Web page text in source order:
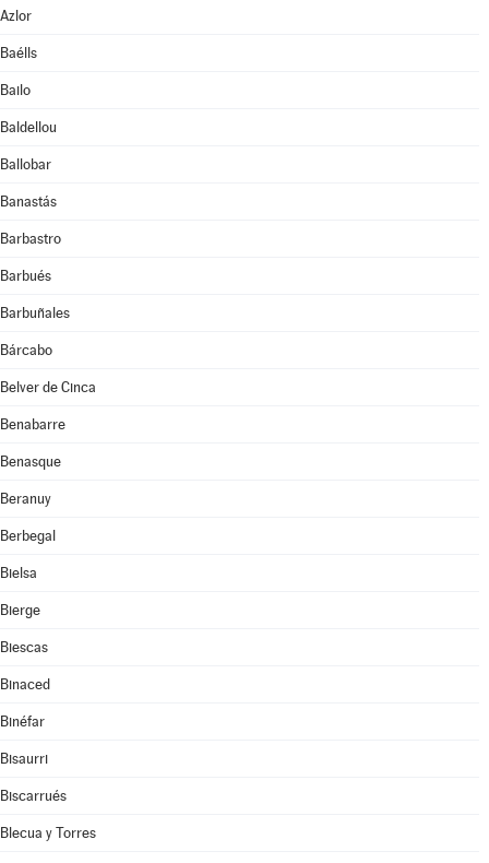
Azlor
Baélls
Bailo
Baldellou
Ballobar
Banastás
Barbastro
Barbués
Barbuñales
Bárcabo
Belver de Cinca
Benabarre
Benasque
Beranuy
Berbegal
Bielsa
Bierge
Biescas
Binaced
Binéfar
Bisaurri
Biscarrués
Blecua y Torres